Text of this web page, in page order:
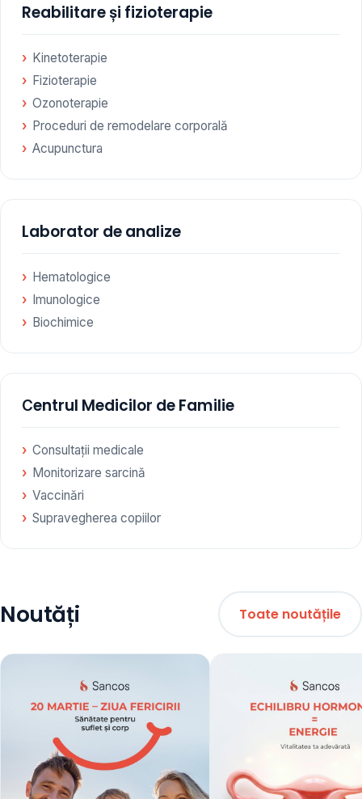
Reabilitare și fizioterapie
Kinetoterapie
Fizioterapie
Ozonoterapie
Proceduri de remodelare corporală
Acupunctura
Laborator de analize
Hematologice
Imunologice
Biochimice
Сentrul Medicilor de Familie
Consultații medicale
Monitorizare sarcină
Vaccinări
Supravegherea copiilor
Noutăți Toate noutățile